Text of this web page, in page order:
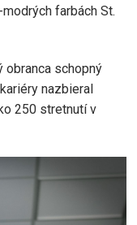
farbách St.
obranca schopný
nazbieral
250 stretnutí v